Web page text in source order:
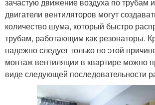
зачастую движение воздуха по трубам
двигатели вентиляторов могут
количество шума, который быстро
трубам, работающим как резонаторы.
надежно следует только по этой
монтаж вентиляции в квартире можно
виде следующей последовательности